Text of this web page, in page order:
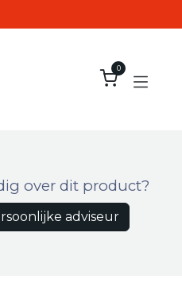
0
over dit product?
adviseur